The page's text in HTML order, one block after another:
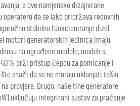
a ove namjensko dizajnirane
da se lako pridržava redovnih
stabilno funkcioniranje dizel
motori generatorskih jedinica imaju
na ugrađene modele, modeli s
brži pristup čepcu za pomicanje i
što znači da se ne moraju uklanjati teški
provjere. Drugo, naše tihe generatore
uključuju integrirani sustav za praćenje